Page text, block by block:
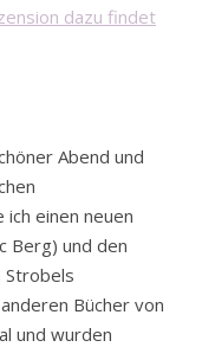
dazu findet
Abend und
einen neuen
Berg) und den
Strobels
Bücher von
und wurden